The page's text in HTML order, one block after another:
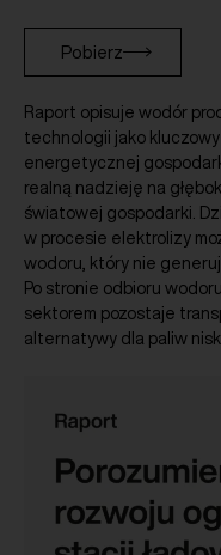
Pobierz
Raport opisuje wodór
technologii jako
energetycznej
realną nadzieję na
światowej gospodarki.
w procesie elektrolizy
wodoru, który nie
Po stronie odbioru
sektorem pozostaje
alternatywy dla paliw